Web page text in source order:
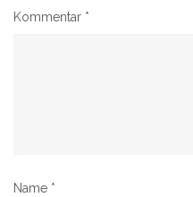
Kommentar *
Name *